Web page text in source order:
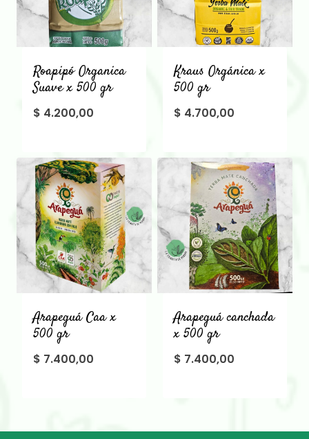
Roapipó Organica
Suave x 500 gr
$ 4.200,00
Kraus Orgánica x
500 gr
$ 4.700,00
Arapeguá Caa x
500 gr
$ 7.400,00
Arapeguá canchada
x 500 gr
$ 7.400,00